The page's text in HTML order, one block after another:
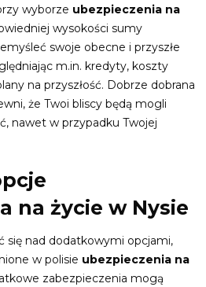
wyborze ubezpieczenia na
wysokości sumy
swoje obecne i przyszłe
m.in. kredyty, koszty
na przyszłość. Dobrze dobrana
że Twoi bliscy będą mogli
nawet w przypadku Twojej
na życie w Nysie
się nad dodatkowymi opcjami,
w polisie ubezpieczenia na
zabezpieczenia mogą